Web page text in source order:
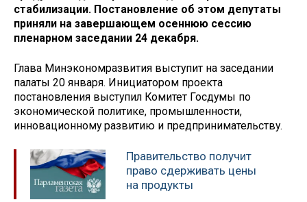
стабилизации. Постановление об этом депутаты
приняли на завершающем осеннюю сессию
пленарном заседании 24 декабря.
Глава Минэкономразвития выступит на заседании
палаты 20 января. Инициатором проекта
постановления выступил Комитет Госдумы по
экономической политике, промышленности,
инновационному развитию и предпринимательству.
Правительство получит
право сдерживать цены
на продукты